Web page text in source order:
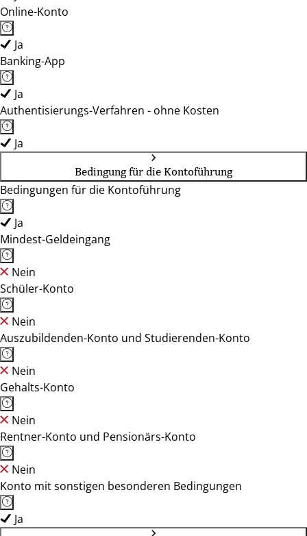
Online-Konto
Ja
Banking-App
Ja
Authentisierungs-Verfahren - ohne Kosten
Ja
Bedingung für die Kontoführung
Bedingungen für die Kontoführung
Ja
Mindest-Geldeingang
Nein
Schüler-Konto
Nein
Auszubildenden-Konto und Studierenden-Konto
Nein
Gehalts-Konto
Nein
Rentner-Konto und Pensionärs-Konto
Nein
Konto mit sonstigen besonderen Bedingungen
Ja